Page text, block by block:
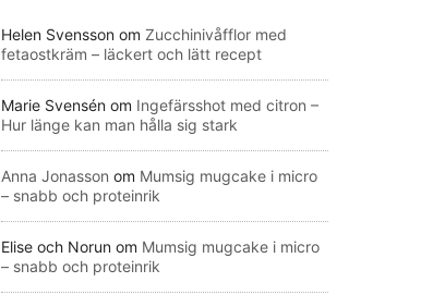
Helen Svensson om Zucchinivåfflor med
fetaostkräm – läckert och lätt recept
Marie Svensén om Ingefärsshot med citron –
Hur länge kan man hålla sig stark
Anna Jonasson om Mumsig mugcake i micro
– snabb och proteinrik
Elise och Norun om Mumsig mugcake i micro
– snabb och proteinrik